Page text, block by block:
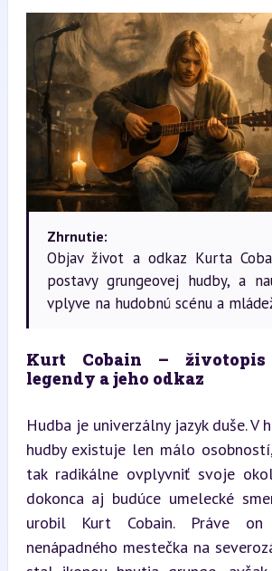
Zhrnutie:
Objav život a odkaz Kurta
postavy grungeovej hudby, a
vplyve na hudobnú scénu a
Kurt Cobain – životopis
legendy a jeho odkaz
Hudba je univerzálny jazyk duše. V
hudby existuje len málo
tak radikálne ovplyvniť svoje
dokonca aj budúce umelecké
urobil Kurt Cobain. Práve
nenápadného mestečka na